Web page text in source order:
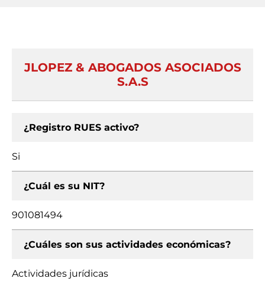
JLOPEZ & ABOGADOS ASOCIADOS
S.A.S
¿Registro RUES activo?
Si
¿Cuál es su NIT?
901081494
¿Cuáles son sus actividades económicas?
Actividades jurídicas